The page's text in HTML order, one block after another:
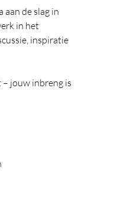
de slag in
in het
inspiratie
jouw inbreng is